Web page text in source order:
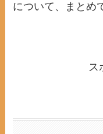
について、まとめ
ス